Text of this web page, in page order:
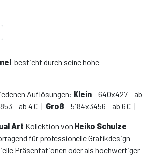
besticht durch seine hohe
Auflösungen: Klein– 640x427 – ab
– ab 4€ | Groß – 5184x3456 – ab 6€ |
Art Kollektion von Heiko Schulze
für professionelle Grafikdesign-
Präsentationen oder als hochwertiger